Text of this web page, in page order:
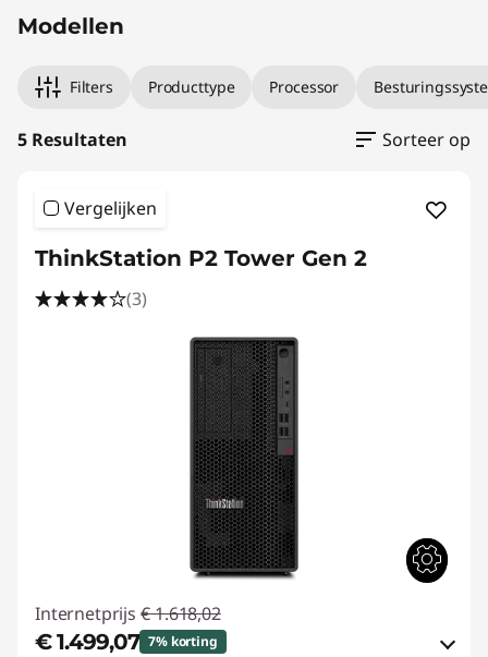
Modellen
Filters Producttype Processor
5 Resultaten Sorteer op
Vergelijken
ThinkStation P2 Tower Gen 2
(3)
Internetprijs € 1.618,02
€ 1.499,07 7% korting